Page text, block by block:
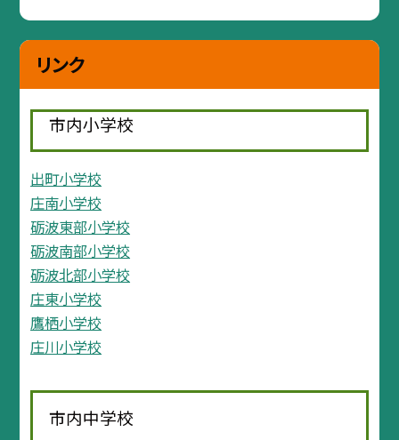
リンク
市内小学校
出町小学校
庄南小学校
砺波東部小学校
砺波南部小学校
砺波北部小学校
庄東小学校
鷹栖小学校
庄川小学校
市内中学校